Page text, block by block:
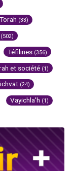
(33)
(502)
Téfilines (356)
et société (1)
(24)
Vayichla'h (1)